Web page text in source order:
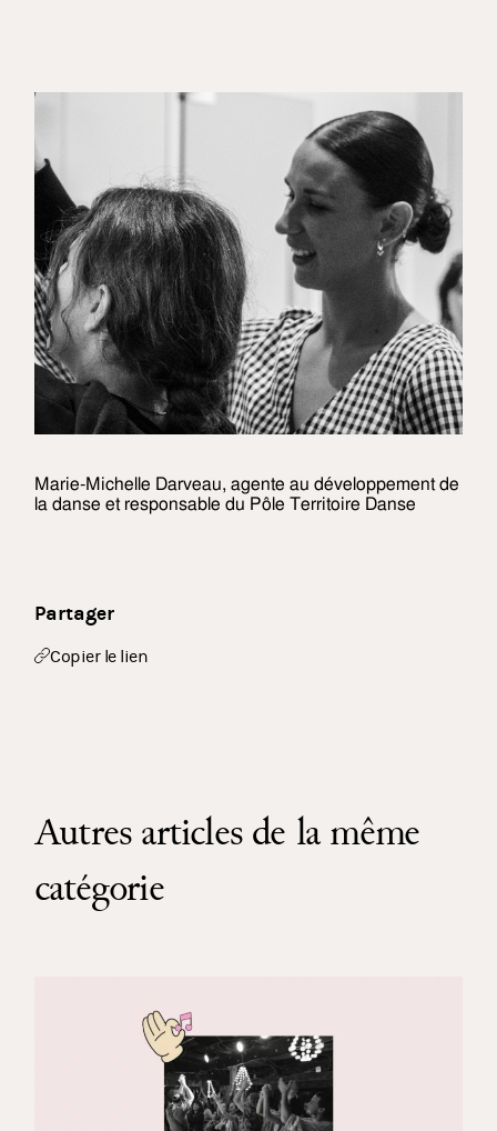
Marie-Michelle Darveau, agente au développement de
la danse et responsable du Pôle Territoire Danse
Partager
Copier le lien
Autres articles de la même
catégorie